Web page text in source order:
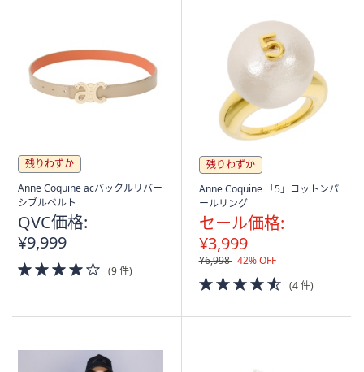
残りわずか
Anne Coquine acバックルリバー
シブルベルト
QVC価格:
¥9,999
4.0
of
(9 件)
残りわずか
Anne Coquine 「5」コットンパ
ールリング
セール価格:
¥3,999
¥6,998 42% OFF
4.5
of
(4 件)